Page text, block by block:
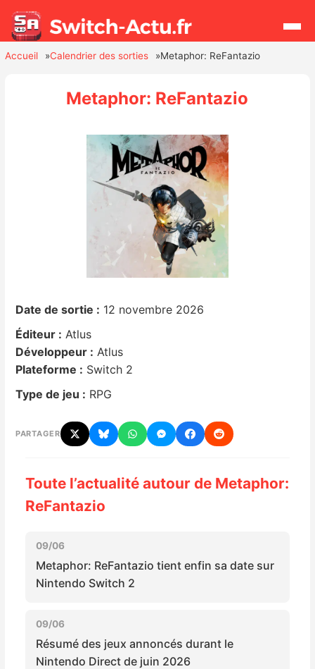
Mises à jour
Chiffres de ventes
Rumeurs
Nintendo Direct
Tests de jeux
Autres tests
Précommandes
Sorties de jeux
Accueil Calendrier des sorties Metaphor: ReFantazio
Metaphor: ReFantazio
Date de sortie : 12 novembre 2026
Éditeur : Atlus
Développeur : Atlus
Plateforme : Switch 2
Type de jeu : RPG
PARTAGER
Toute l’actualité autour de Metaphor:
ReFantazio
09/06
Metaphor: ReFantazio tient enfin sa date sur
Nintendo Switch 2
09/06
Résumé des jeux annoncés durant le
Nintendo Direct de juin 2026